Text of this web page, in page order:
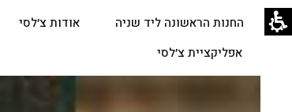
החנות הראשונה ליד שניה
אודות צ׳לסי
אפליקציית צ׳לסי